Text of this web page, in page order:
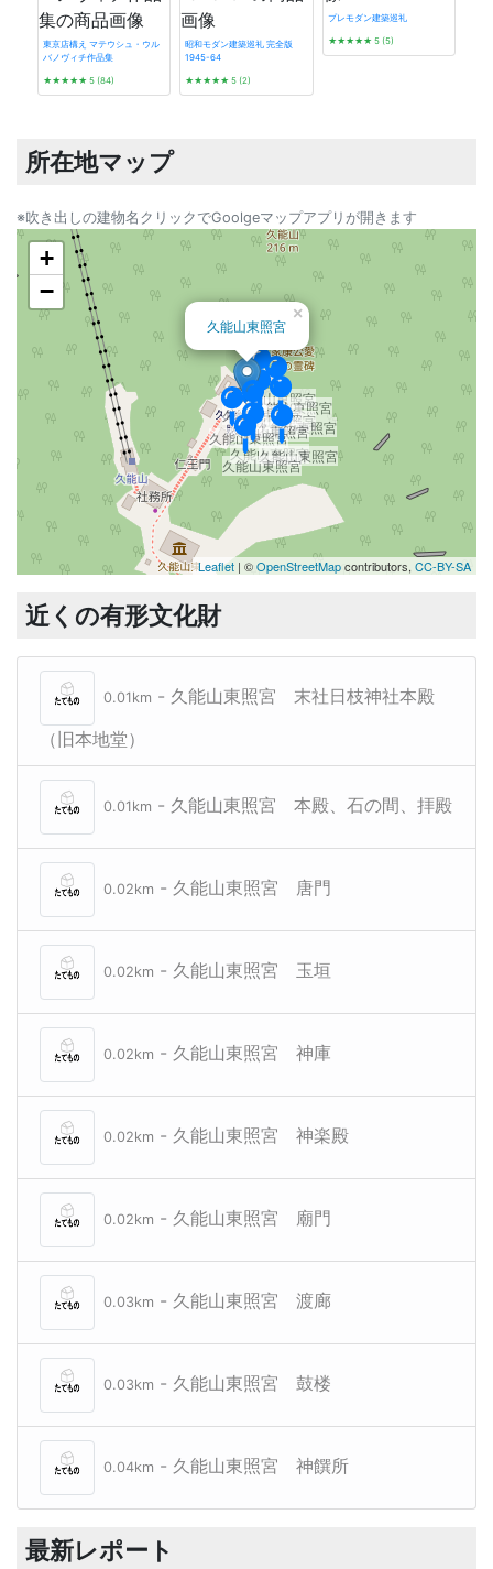
東京店構え マテウシュ・ウル
バノヴィチ作品集
★★★★★ 5 (84)
昭和モダン建築巡礼 完全版
1945-64
★★★★★ 5 (2)
プレモダン建築巡礼
★★★★★5 (5)
所在地マップ
※吹き出しの建物名クリックでGoolgeマップアプリが開きます
久能山東照宮
久能山東照宮
久能山東照宮
久能山東照宮
久能山東照宮
久能山東照宮
久能山東照宮
久能山東照宮
久能山東照宮
久能山東照宮
久能山東照宮
×
+
−
Leaflet | ©OpenStreetMapcontributors, CC-BY-SA
近くの有形文化財
0.01km - 久能山東照宮 末社日枝神社本殿
（旧本地堂）
0.01km - 久能山東照宮 本殿、石の間、拝殿
0.02km - 久能山東照宮 唐門
0.02km - 久能山東照宮 玉垣
0.02km - 久能山東照宮 神庫
0.02km - 久能山東照宮 神楽殿
0.02km - 久能山東照宮 廟門
0.03km - 久能山東照宮 渡廊
0.03km - 久能山東照宮 鼓楼
0.04km - 久能山東照宮 神饌所
最新レポート